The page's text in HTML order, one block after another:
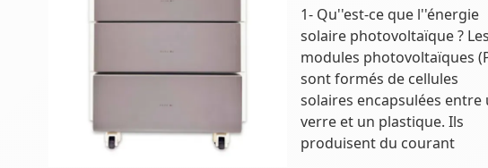
1- Qu''est-ce que l''énergie
solaire photovoltaïque ?
modules photovoltaïques
sont formés de cellules
solaires encapsulées entre
verre et un plastique. Ils
produisent du courant